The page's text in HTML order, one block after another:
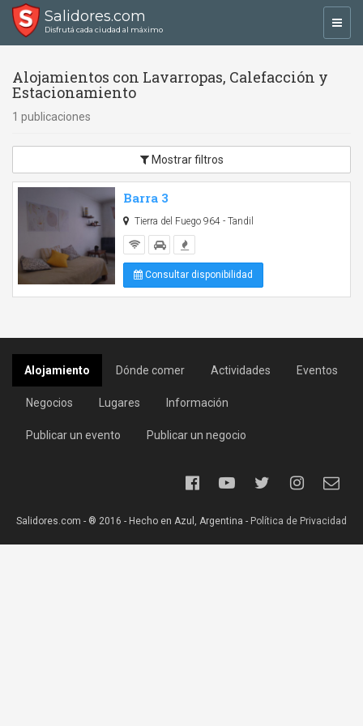
Salidores.com
Disfrutá cada ciudad al máximo
Alojamientos con Lavarropas, Calefacción y
Estacionamiento
1 publicaciones
Mostrar filtros
Barra 3
Tierra del Fuego 964 - Tandil
Consultar disponibilidad
Alojamiento Dónde comer Actividades Eventos
Negocios Lugares Información
Publicar un evento Publicar un negocio
Salidores.com - ® 2016 - Hecho en Azul, Argentina - Política de Privacidad